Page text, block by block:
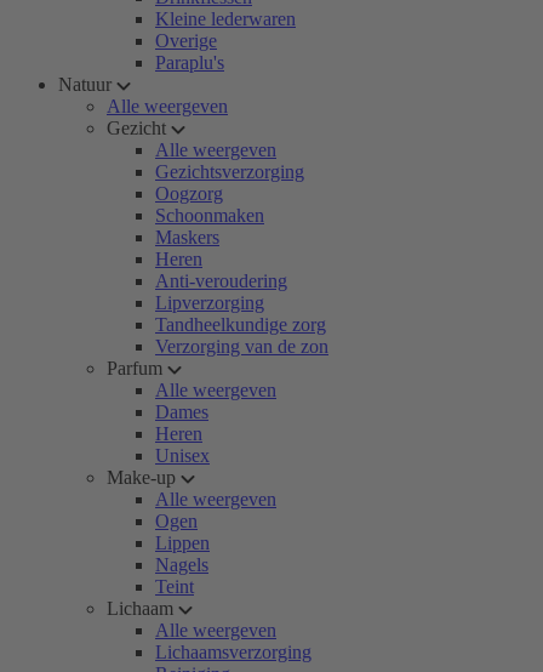
Kleine lederwaren
Overige
Paraplu's
Natuur
Alle weergeven
Gezicht
Alle weergeven
Gezichtsverzorging
Oogzorg
Schoonmaken
Maskers
Heren
Anti-veroudering
Lipverzorging
Tandheelkundige zorg
Verzorging van de zon
Parfum
Alle weergeven
Dames
Heren
Unisex
Make-up
Alle weergeven
Ogen
Lippen
Nagels
Teint
Lichaam
Alle weergeven
Lichaamsverzorging